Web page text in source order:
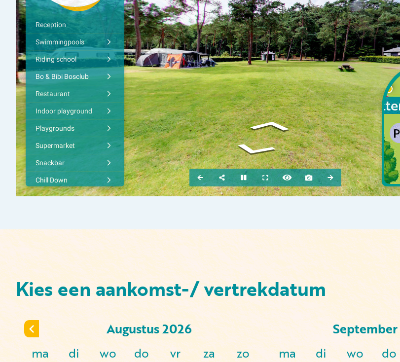
Kies een aankomst-/ vertrekdatum
Augustus2026
ma di wo do vr za
zo
September
ma di wo do